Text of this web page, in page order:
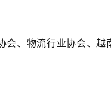
、物流行业协会、